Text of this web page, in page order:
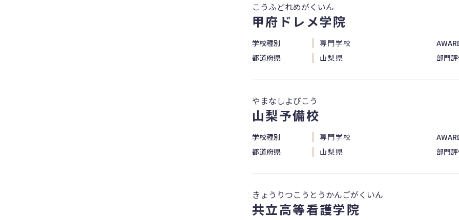
こうふどれめがくいん
甲府ドレメ学院
学校種別 専門学校
都道府県
山梨県 部門
やまなしよびこう
山梨予備校
学校種別 専門学校
都道府県
山梨県 部門
きょうりつこうとうかんごがくいん
共立高等看護学院